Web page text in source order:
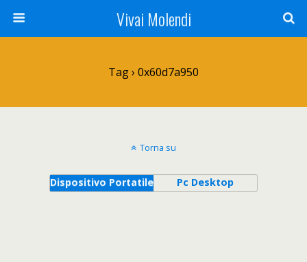
Vivai Molendi
Tag › 0x60d7a950
Torna su
Dispositivo Portatile Pc Desktop